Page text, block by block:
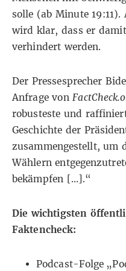
solle (abMinute 19:11).
wird klar, dass er
verhindert werden.
Der Pressesprecher
Anfrage von
robusteste und
Geschichte der
zusammengestellt, um
Wählern
bekämpfen […].“
Die wichtigsten
Faktencheck:
Podcast-Folge